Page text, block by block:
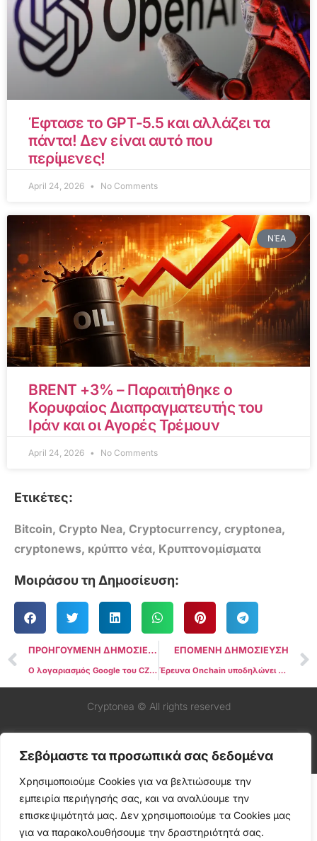
Σεβόμαστε τα προσωπικά σας δεδομένα
Χρησιμοποιούμε Cookies για να βελτιώσουμε την
εμπειρία περιήγησής σας, και να αναλύουμε την
επισκεψιμότητά μας. Δεν χρησιμοποιούμε τα Cookies μας
για να παρακολουθήσουμε την δραστηριότητά σας.
Έφτασε το GPT-5.5 και αλλάζει τα
πάντα! Δεν είναι αυτό που
περίμενες!
April 24, 2026 No Comments
ΝΈΑ
BRENT +3% – Παραιτήθηκε ο
Κορυφαίος Διαπραγματευτής του
Ιράν και οι Αγορές Τρέμουν
April 24, 2026 No Comments
Ετικέτες:
Bitcoin, Crypto Nea, Cryptocurrency, cryptonea,
cryptonews, κρύπτο νέα, Κρυπτονομίσματα
Μοιράσου τη Δημοσίευση:
ΠΡΟΗΓΟΥΜΕΝΗ ΔΗΜΟΣΙΕΥΣΗ
Ο λογαριασμός Google του CZ στο στόχαστρο hackers που υποστηρίζονται από κυβέρνηση
ΕΠΟΜΕΝΗ ΔΗΜΟΣΙΕΥΣΗ
Έρευνα Onchain υποδηλώνει ότι η Hyperliquid Φάλαινα, η οποία ελέγχει 100.000 BTC, μπορεί να είναι ο πρώην CEO της BitForex
Cryptonea © All rights reserved